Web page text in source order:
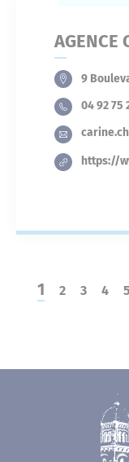
AGENCE
9
04 92 75
https://
1 2 3 4 5